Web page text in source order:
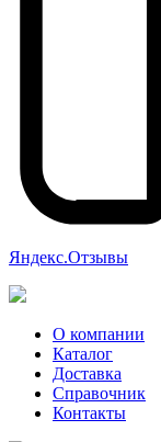
Яндекс.Отзывы
О компании
Каталог
Доставка
Справочник
Контакты